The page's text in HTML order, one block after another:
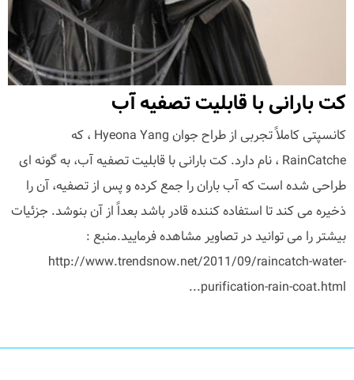
کت بارانی با قابلیت تصفیه آب
کانسپتی کاملاً تجربی از طراح جوان Hyeona Yang ، که
RainCatche ، نام دارد. کت بارانی با قابلیت تصفیه آب، به گونه ای
طراحی شده است که آب باران را جمع کرده و پس از تصفیه، آن را
ذخیره می کند تا استفاده کننده قادر باشد بعداً از آن بنوشد. جزئیات
بیشتر را می توانید در تصاویر مشاهده فرمایید.منبع :
http://www.trendsnow.net/2011/09/raincatch-water-
purification-rain-coat.html...